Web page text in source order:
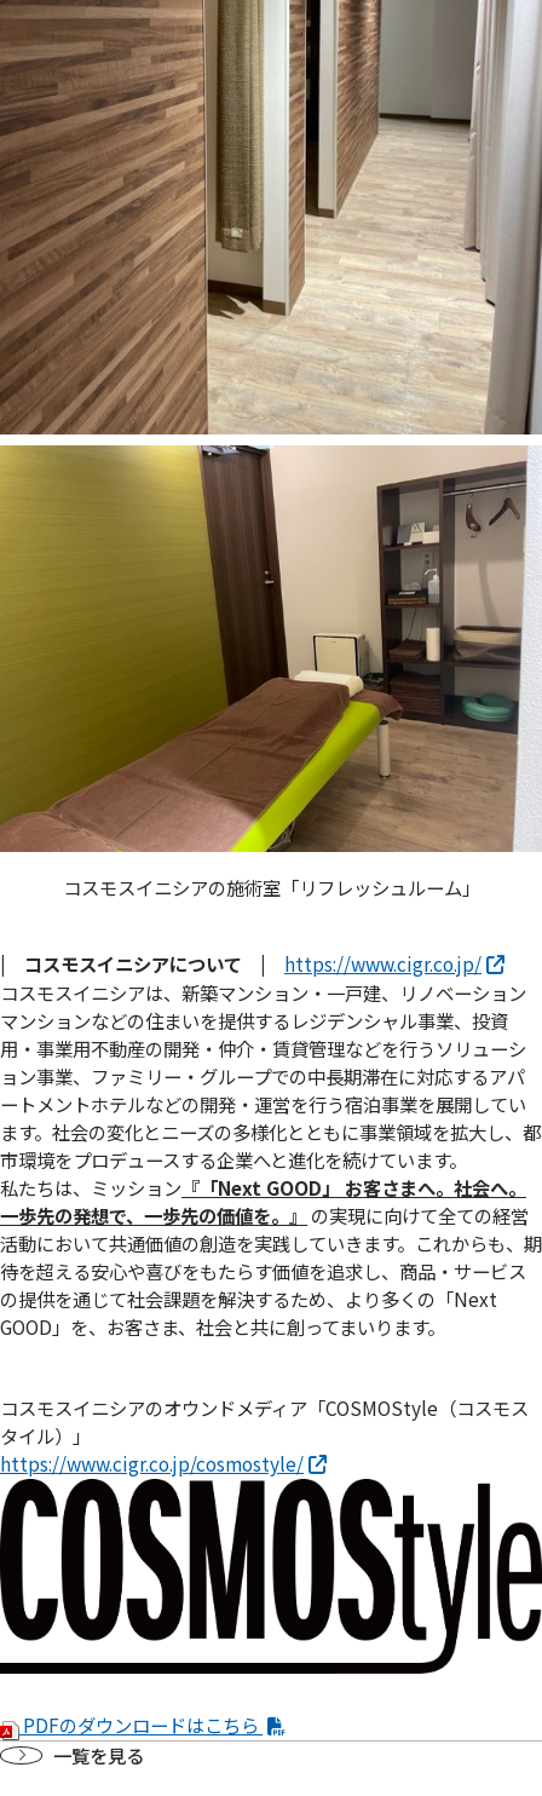
コスモスイニシアの施術室「リフレッシュルーム」
| コスモスイニシアについて |
https://www.cigr.co.jp/
コスモスイニシアは、新築マンション・一戸建、リノベーション
マンションなどの住まいを提供するレジデンシャル事業、投資
用・事業用不動産の開発・仲介・賃貸管理などを行うソリューシ
ョン事業、ファミリー・グループでの中長期滞在に対応するアパ
ートメントホテルなどの開発・運営を行う宿泊事業を展開してい
ます。社会の変化とニーズの多様化とともに事業領域を拡大し、都
市環境をプロデュースする企業へと進化を続けています。
私たちは、ミッション 『「Next GOOD」 お客さまへ。社会へ。
⼀歩先の発想で、⼀歩先の価値を。』 の実現に向けて全ての経営
活動において共通価値の創造を実践していきます。これからも、期
待を超える安心や喜びをもたらす価値を追求し、商品・サービス
の提供を通じて社会課題を解決するため、より多くの「Next
GOOD」を、お客さま、社会と共に創ってまいります。
コスモスイニシアのオウンドメディア「COSMOStyle（コスモス
タイル）」
https://www.cigr.co.jp/cosmostyle/
PDFのダウンロードはこちら
一覧を見る